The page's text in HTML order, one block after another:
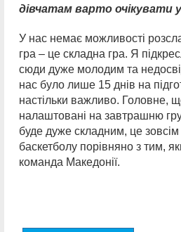
дівчатам варто очікувати у
У нас немає можливості
гра – це складна гра. Я
сюди дуже молодим та
нас було лише 15 днів на
настільки важливо. Головне,
налаштовані на завтрашню
буде дуже складним, це
баскетболу порівняно з тим,
команда Македонії.